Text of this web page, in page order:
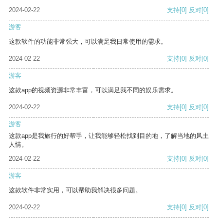
2024-02-22 支持[0] 反对[0]
游客
这款软件的功能非常强大，可以满足我日常使用的需求。
2024-02-22 支持[0] 反对[0]
游客
这款app的视频资源非常丰富，可以满足我不同的娱乐需求。
2024-02-22 支持[0] 反对[0]
游客
这款app是我旅行的好帮手，让我能够轻松找到目的地，了解当地的风土
人情。
2024-02-22
支持[0] 反对[0]
游客
这款软件非常实用，可以帮助我解决很多问题。
2024-02-22 支持[0] 反对[0]